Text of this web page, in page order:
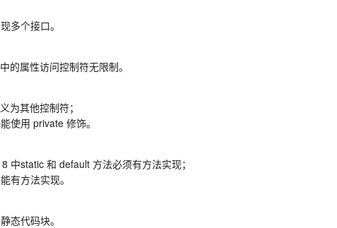
多个接口。
的属性访问控制符无限制。
为其他控制符；
使用 private 修饰。
中static 和 default 方法必须有方法实现；
有方法实现。
态代码块。